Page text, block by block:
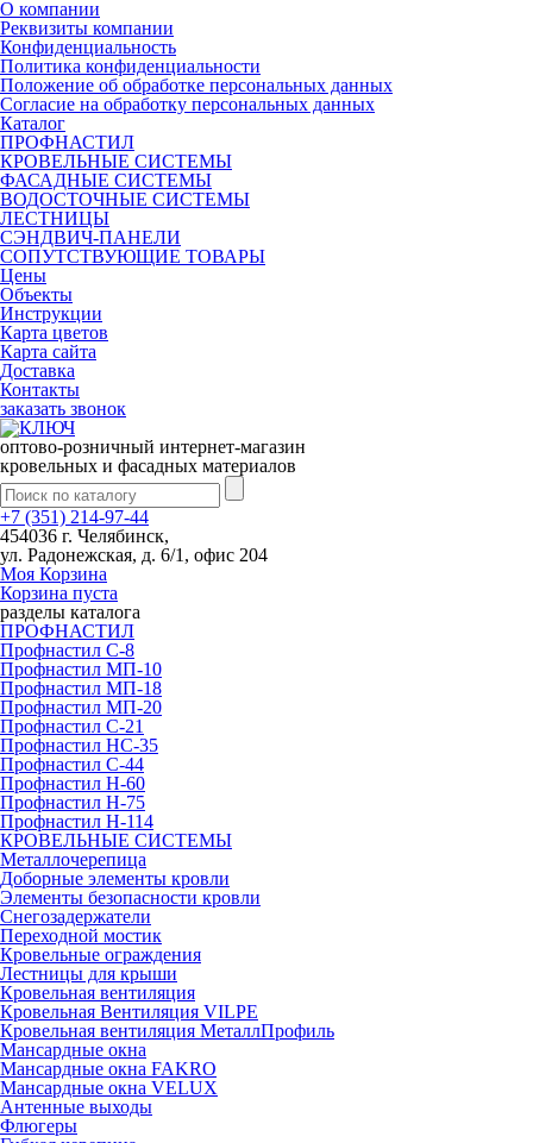
О компании
Реквизиты компании
Конфиденциальность
Политика конфиденциальности
Положение об обработке персональных данных
Согласие на обработку персональных данных
Каталог
ПРОФНАСТИЛ
КРОВЕЛЬНЫЕ СИСТЕМЫ
ФАСАДНЫЕ СИСТЕМЫ
ВОДОСТОЧНЫЕ СИСТЕМЫ
ЛЕСТНИЦЫ
СЭНДВИЧ-ПАНЕЛИ
СОПУТСТВУЮЩИЕ ТОВАРЫ
Цены
Объекты
Инструкции
Карта цветов
Карта сайта
Доставка
Контакты
заказать звонок
оптово-розничный интернет-магазин
кровельных и фасадных материалов
+7 (351) 214-97-44
454036 г. Челябинск,
ул. Радонежская, д. 6/1, офис 204
Моя Корзина
Корзина пуста
разделы каталога
ПРОФНАСТИЛ
Профнастил С-8
Профнастил МП-10
Профнастил МП-18
Профнастил МП-20
Профнастил С-21
Профнастил НС-35
Профнастил С-44
Профнастил Н-60
Профнастил Н-75
Профнастил Н-114
КРОВЕЛЬНЫЕ СИСТЕМЫ
Металлочерепица
Доборные элементы кровли
Элементы безопасности кровли
Снегозадержатели
Переходной мостик
Кровельные ограждения
Лестницы для крыши
Кровельная вентиляция
Кровельная Вентиляция VILPE
Кровельная вентиляция МеталлПрофиль
Мансардные окна
Мансардные окна FAKRO
Мансардные окна VELUX
Антенные выходы
Флюгеры